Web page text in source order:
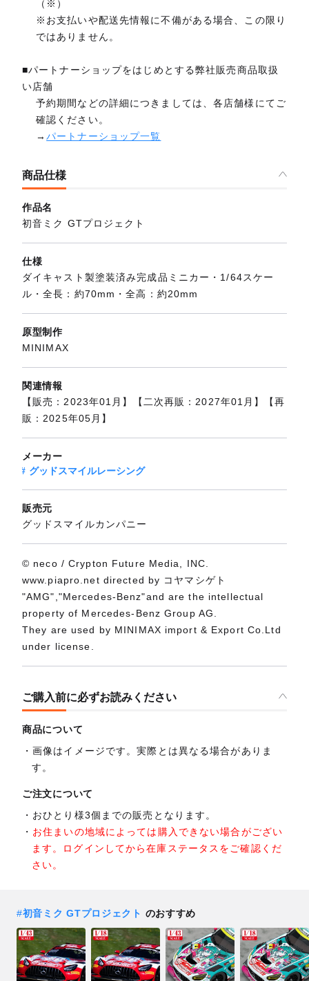
（※）
※お支払いや配送先情報に不備がある場合、この限り
ではありません。
■パートナーショップをはじめとする弊社販売商品取扱
い店舗
予約期間などの詳細につきましては、各店舗様にてご
確認ください。
→パートナーショップ一覧
商品仕様
作品名
初音ミク GTプロジェクト
仕様
ダイキャスト製塗装済み完成品ミニカー・1/64スケー
ル・全長：約70mm・全高：約20mm
原型制作
MINIMAX
関連情報
【販売：2023年01月】【二次再販：2027年01月】【再
販：2025年05月】
メーカー
グッドスマイルレーシング
販売元
グッドスマイルカンパニー
© neco / Crypton Future Media, INC.
www.piapro.net directed by コヤマシゲト
"AMG","Mercedes-Benz"and are the intellectual
property of Mercedes-Benz Group AG.
They are used by MINIMAX import & Export Co.Ltd
under license.
ご購入前に必ずお読みください
商品について
画像はイメージです。実際とは異なる場合がありま
す。
ご注文について
おひとり様3個までの販売となります。
お住まいの地域によっては購入できない場合がござい
ます。ログインしてから在庫ステータスをご確認くだ
さい。
#初音ミク GTプロジェクト のおすすめ